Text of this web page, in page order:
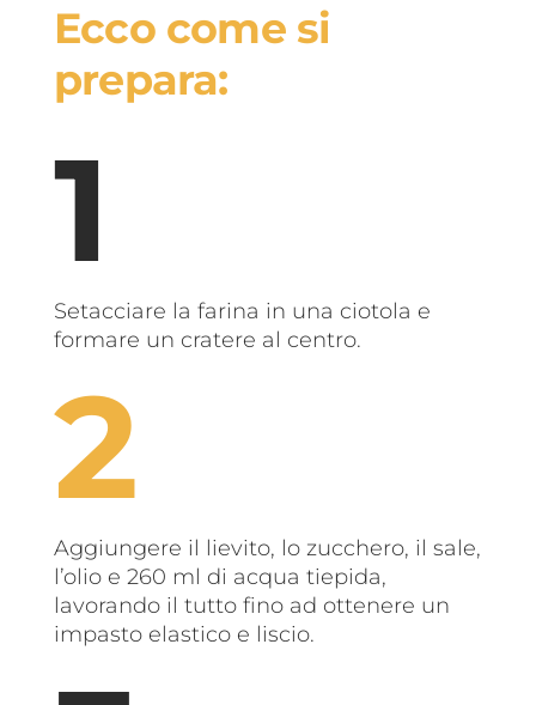
Ecco come si
prepara:
Setacciare la farina in una ciotola e
formare un cratere al centro.
Aggiungere il lievito, lo zucchero, il sale,
l’olio e 260 ml di acqua tiepida,
lavorando il tutto fino ad ottenere un
impasto elastico e liscio.